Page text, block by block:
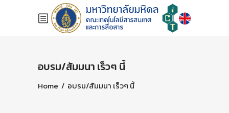
อบรม/สัมมนา เร็วๆ นี้
Home / อบรม/สัมมนา เร็วๆ นี้